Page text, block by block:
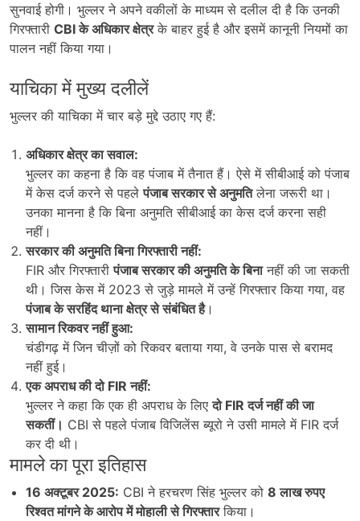
सुनवाई होगी। भुल्लर ने अपने वकीलों के माध्यम से दलील दी है कि उनकी
गिरफ्तारी CBIके अधिकार क्षेत्रके बाहर हुई है और इसमें कानूनी नियमों का
पालन नहीं किया गया।
याचिका में मुख्य दलीलें
भुल्लर की याचिका में चार बड़े मुद्दे उठाए गए हैं:
अधिकार क्षेत्र का सवाल:
भुल्लर का कहना है कि वह पंजाब में तैनात हैं। ऐसे में सीबीआई को पंजाब
में केस दर्ज करने से पहलेपंजाब सरकार से अनुमतिलेना जरूरी था।
उनका मानना है कि बिना अनुमति सीबीआई का केस दर्ज करना सही
नहीं।
सरकार की अनुमति बिना गिरफ्तारी नहीं:
FIR और गिरफ्तारीपंजाब सरकार की अनुमति के बिनानहीं की जा सकती
थी। जिस केस में 2023 से जुड़े मामले में उन्हें गिरफ्तार किया गया, वह
पंजाब के सरहिंद थाना क्षेत्र से संबंधित है।
सामान रिकवर नहीं हुआ:
चंडीगढ़ में जिन चीज़ों को रिकवर बताया गया, वे उनके पास से बरामद
नहीं हुई।
एक अपराध की दो FIRनहीं:
भुल्लर ने कहा कि एक ही अपराध के लिएदो FIRदर्ज नहीं की जा
सकतीं। CBI से पहले पंजाब विजिलेंस ब्यूरो ने उसी मामले में FIR दर्ज
कर दी थी।
मामले का पूरा इतिहास
16 अक्टूबर 2025: CBI ने हरचरण सिंह भुल्लर को 8लाख रुपए
रिश्वत मांगने के आरोप में मोहाली से गिरफ्तारकिया।